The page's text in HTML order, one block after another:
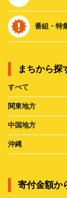
番組・特
まちから探
すべて
関東地方
中国地方
沖縄
寄付金額か